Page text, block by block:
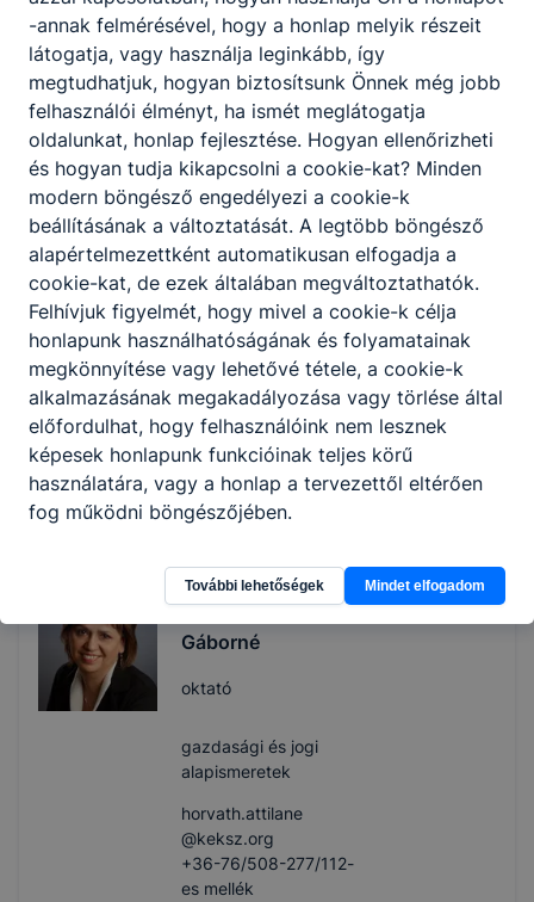
Osztályfőnök:
-
Fogadó óra:
csütörtök 12:30-13:15
Horváth Attila
Gábor
oktató
számítógépes
könyvelés
horvath.attila​
@keksz.org
+36-76/508-277/112-
es mellék
Osztályfőnök:
-
Fogadó óra:
Gáborné
oktató
gazdasági és jogi
alapismeretek
horvath.attilane​
@keksz.org
+36-76/508-277/112-
es mellék
-annak felmérésével, hogy a honlap melyik részeit
látogatja, vagy használja leginkább, így
megtudhatjuk, hogyan biztosítsunk Önnek még jobb
felhasználói élményt, ha ismét meglátogatja
oldalunkat, honlap fejlesztése. Hogyan ellenőrizheti
és hogyan tudja kikapcsolni a cookie-kat? Minden
modern böngésző engedélyezi a cookie-k
beállításának a változtatását. A legtöbb böngésző
alapértelmezettként automatikusan elfogadja a
cookie-kat, de ezek általában megváltoztathatók.
Felhívjuk figyelmét, hogy mivel a cookie-k célja
honlapunk használhatóságának és folyamatainak
megkönnyítése vagy lehetővé tétele, a cookie-k
alkalmazásának megakadályozása vagy törlése által
előfordulhat, hogy felhasználóink nem lesznek
képesek honlapunk funkcióinak teljes körű
használatára, vagy a honlap a tervezettől eltérően
fog működni böngészőjében.
További lehetőségek Mindet elfogadom